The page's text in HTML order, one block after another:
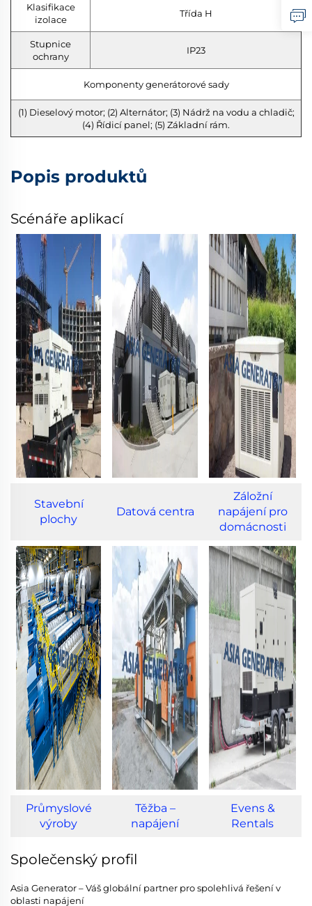
Klasifikace
izolace
Třída H
Stupnice
ochrany
IP23
Komponenty generátorové sady
(1) Dieselový motor; (2) Alternátor; (3) Nádrž na vodu a chladič;
(4) Řídicí panel; (5) Základní rám.
Popis produktů
Scénáře aplikací
Stavební
plochy
Datová centra
Záložní
napájení pro
domácnosti
Průmyslové
výroby
Těžba –
napájení
Evens &
Rentals
Společenský profil
Asia Generator – Váš globální partner pro spolehlivá řešení v
oblasti napájení